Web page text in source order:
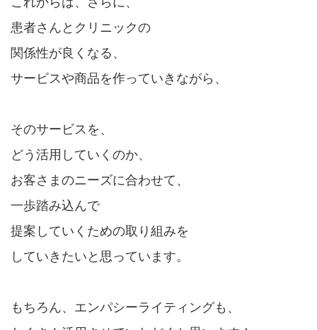
患者さんとクリニックの
関係性が良くなる、
サービスや商品を作っていきながら、
そのサービスを、
どう活用していくのか、
お客さまのニーズに合わせて、
一歩踏み込んで
提案していくための取り組みを
していきたいと思っています。
もちろん、エンパシーライティングも、